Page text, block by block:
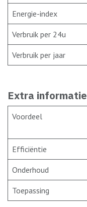
Energie-index
Verbruik per 24u
Verbruik per jaar
Extra informatie
Voordeel
Efficiëntie
Onderhoud
Toepassing